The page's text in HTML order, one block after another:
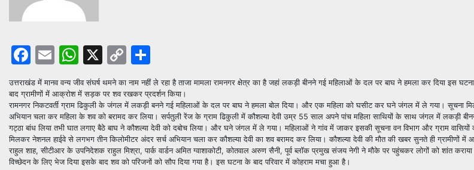
Facebook
EmailWhatsApp
X
Copy
Link
उत्तराखंड में मानव वन्य जीव संघर्ष थमने का नाम नहीं ले रहा है ताजा मामला रामनगर क्षेत्र का है जहां लकड़ी बीनने गई महिलाओं के दल पर बाघ ने हमला कर दिया इस
बाद ग्रामीणों में आक्रोश में सड़क पर शव रखकर प्रदर्शन किया।
रामनगर निकटवर्ती ग्राम ढिकुली के जंगल में लकड़ी बनने गई महिलाओं के दल पर बाघ ने हमला बोल दिया। और एक महिला को घसीट कर घने जंगल में ले गया। सूचना
अभियान चला कर महिला के शव को बरामद कर लिया। सर्पतुली रेंज के ग्राम ढिकुली में कौशल्या देवी उम्र 55 साल अपने पांच महिला साथियों के साथ जंगल में लकड़ी
गट्ठा बांध लिया तभी घात लगाए बैठे बाघ ने कौशल्या देवी को दबोच लिया। और घने जंगल में ले गया। महिलाओं ने गांव में जाकर इसकी सूचना वन विभाग और ग्राम वासियों
मिलकर नेशनल हाईवे से लगभग तीन किलोमीटर अंदर सर्च अभियान चला कर कौशल्या देवी का शव बरामद कर लिया। कौशल्या देवी की मौत की खबर सुनते ही ग्रामीणों में
राहुल शाह, सीटीआर के उपनिदेशक राहुल मिश्रा, पार्क वार्डन अमित ग्वाशाकोटी, कोतवाल अरुण सैनी, पूर्व ब्लॉक प्रमुख संजय नेगी ने मौके पर पहुंचकर लोगों को शांत
विच्छेदन के लिए भेज दिया इसके बाद शव को परिजनों को सौप दिया गया है। इस घटना के बाद परिवार में कोहराम मचा हुआ है।